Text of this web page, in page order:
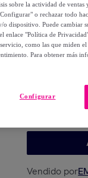
5,99 €
15, €
-60%
Último producto
Vendido por
sobre la actividad de
o rechazar todo
o dispositivo. Puede
enlace "Política de
como las que miden
Para obtener más
Configurar